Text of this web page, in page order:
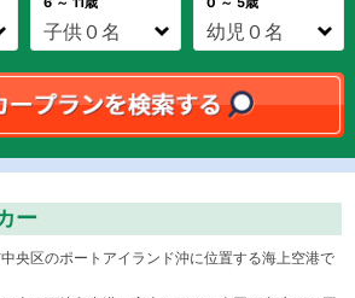
ー
央区のポートアイランド沖に位置する海上空港で